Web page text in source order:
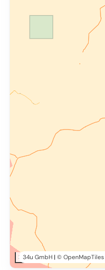
20 km
34u GmbH| © OpenMapTiles